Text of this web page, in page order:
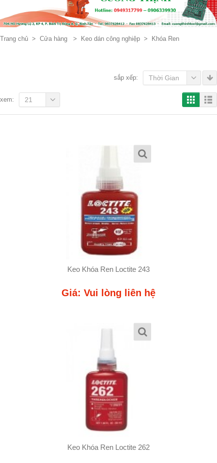
Trang chủ > Cửa hàng > Keo dán công nghiệp > Khóa Ren
sắp xếp: Thời Gian
xem: 21
Keo Khóa Ren Loctite 243
Giá: Vui lòng liên hệ
Keo Khóa Ren Loctite 262